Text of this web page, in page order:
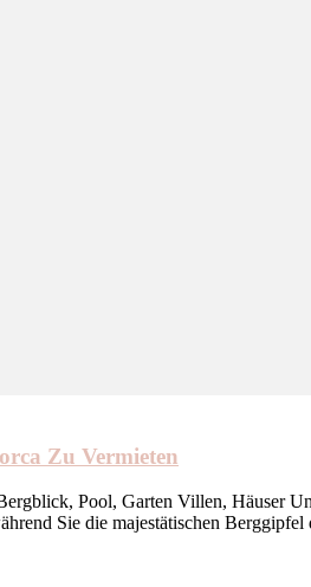
Zu Vermieten
Pool, Garten Villen, Häuser
Sie die majestätischen